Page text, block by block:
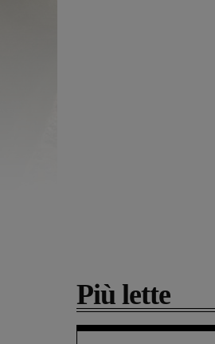
Più lette